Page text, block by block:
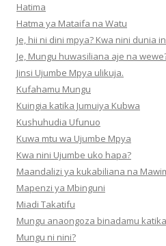
Hatima
Hatma ya Mataifa na Watu
Je, hii ni dini mpya? Kwa nini dunia
Je, Mungu huwasiliana aje na
Jinsi Ujumbe Mpya ulikuja.
Kufahamu Mungu
Kuingia katika Jumuiya Kubwa
Kushuhudia Ufunuo
Kuwa mtu wa Ujumbe Mpya
Kwa nini Ujumbe uko hapa?
Maandalizi ya kukabiliana na
Mapenzi ya Mbinguni
Miadi Takatifu
Mungu anaongoza binadamu
Mungu ni nini?